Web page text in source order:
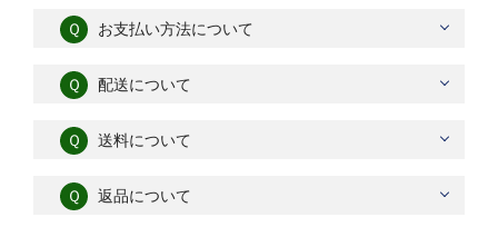
Ｑ お支払い方法について
Ｑ 配送について
Ｑ 送料について
Ｑ 返品について